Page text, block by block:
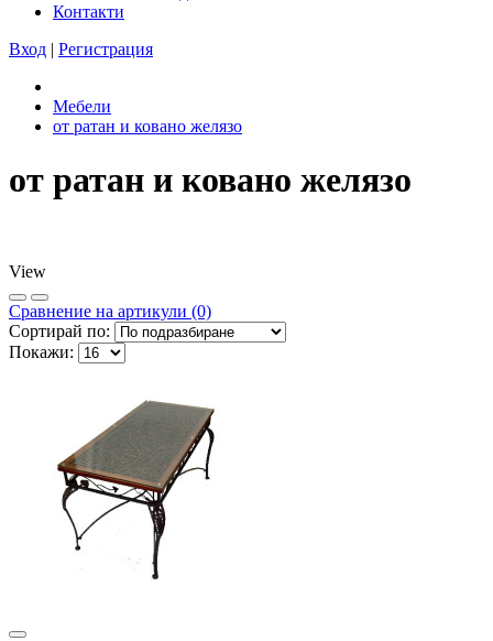
Контакти
Вход | Регистрация
Мебели
от ратан и ковано желязо
от ратан и ковано желязо
View
Сравнeние на артикули (0)
Сортирай по:
Покажи: